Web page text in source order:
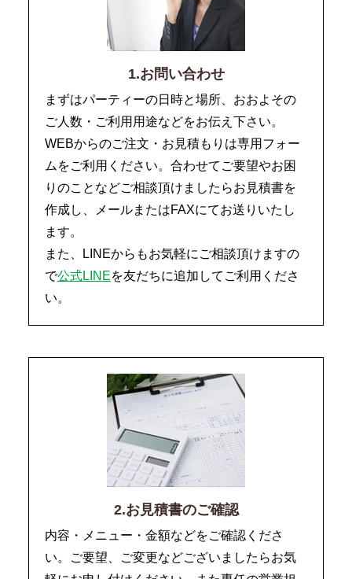
1.お問い合わせ
まずはパーティーの日時と場所、おおよその
ご人数・ご利用用途などをお伝え下さい。
WEBからのご注文・お見積もりは専用フォー
ムをご利用ください。合わせてご要望やお困
りのことなどご相談頂けましたらお見積書を
作成し、メールまたはFAXにてお送りいたし
ます。
また、LINEからもお気軽にご相談頂けますの
で公式LINEを友だちに追加してご利用くださ
い。
2.お見積書のご確認
内容・メニュー・金額などをご確認くださ
い。ご要望、ご変更などございましたらお気